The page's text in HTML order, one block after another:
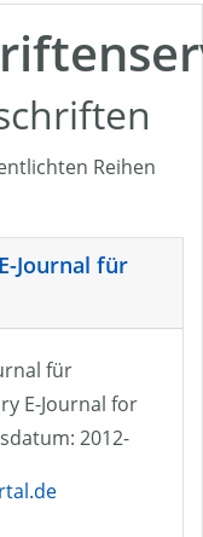
Reihen
Journal für
für
E-Journal for
2012-